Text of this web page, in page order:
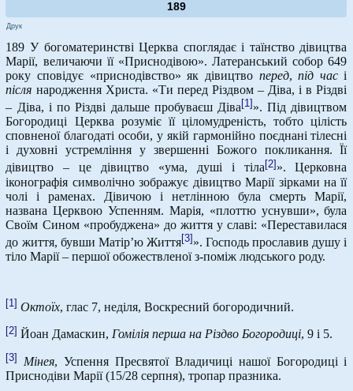
189
Друк
189 У богоматеринстві Церква споглядає і таїнство дівицтва
Марії, величаючи її «Приснодівою». Латеранський собор 649
року сповідує «приснодівство» як дівицтво перед,під часі
після народження Христа. «Ти перед Різдвом – Діва, і в Різдві
– Діва, і по Різдві дальше пробуваєш Діва [1] ». Під дівицтвом
Богородиці Церква розуміє її ціломудреність, тобто цілість
сповненої благодаті особи, у якій гармонійно поєднані тілесні
і духовні устремління у звершенні Божого покликання. Її
дівицтво – це дівицтво «ума, душі і тіла[2]». Церковна
іконографія символічно зображує дівицтво Марії зірками на її
чолі і раменах. Дівичою і нетлінною була смерть Марії,
названа Церквою Успенням. Марія, «плоттю уснувши», була
Своїм Сином «пробуджена» до життя у славі: «Переставилася
до життя, бувши Матір’ю Життя[3]». Господь прославив душу і
тіло Марії – першої обожествленої з-поміж людського роду.
[1] Октоїх, глас 7, неділя, Воскресний богородичний.
[2] Йоан Дамаскин,Гомілія перша на Різдво Богородиці, 9 і 5.
[3] Мінея, Успення Пресвятої Владичиці нашої Богородиці і
Приснодіви Марії (15/28 серпня), тропар празника.